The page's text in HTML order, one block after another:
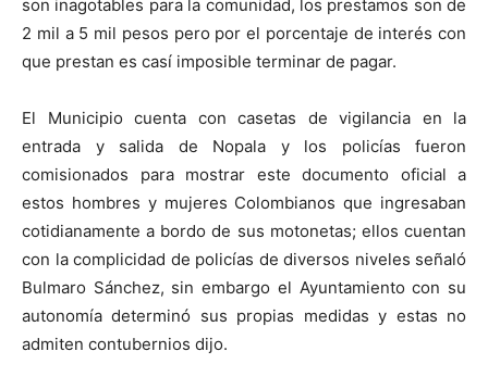
son inagotables para la comunidad, los prestamos son de
2 mil a 5 mil pesos pero por el porcentaje de interés con
que prestan es casí imposible terminar de pagar.
El Municipio cuenta con casetas de vigilancia en la
entrada y salida de Nopala y los policías fueron
comisionados para mostrar este documento oficial a
estos hombres y mujeres Colombianos que ingresaban
cotidianamente a bordo de sus motonetas; ellos cuentan
con la complicidad de policías de diversos niveles señaló
Bulmaro Sánchez, sin embargo el Ayuntamiento con su
autonomía determinó sus propias medidas y estas no
admiten contubernios dijo.